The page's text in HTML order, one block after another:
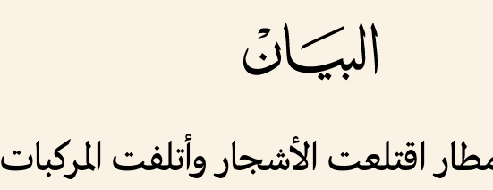
اقتلعت الأشجار وأتلفت المركبات